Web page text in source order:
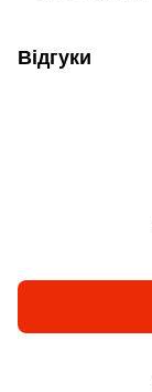
Відгуки